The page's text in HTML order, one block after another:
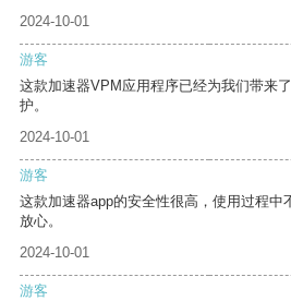
2024-10-01
游客
这款加速器VPM应用程序已经为我们带来
护。
2024-10-01
游客
这款加速器app的安全性很高，使用过程中
放心。
2024-10-01
游客